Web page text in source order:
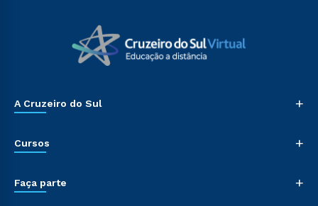
A Cruzeiro do Sul +
Cursos +
Faça parte +